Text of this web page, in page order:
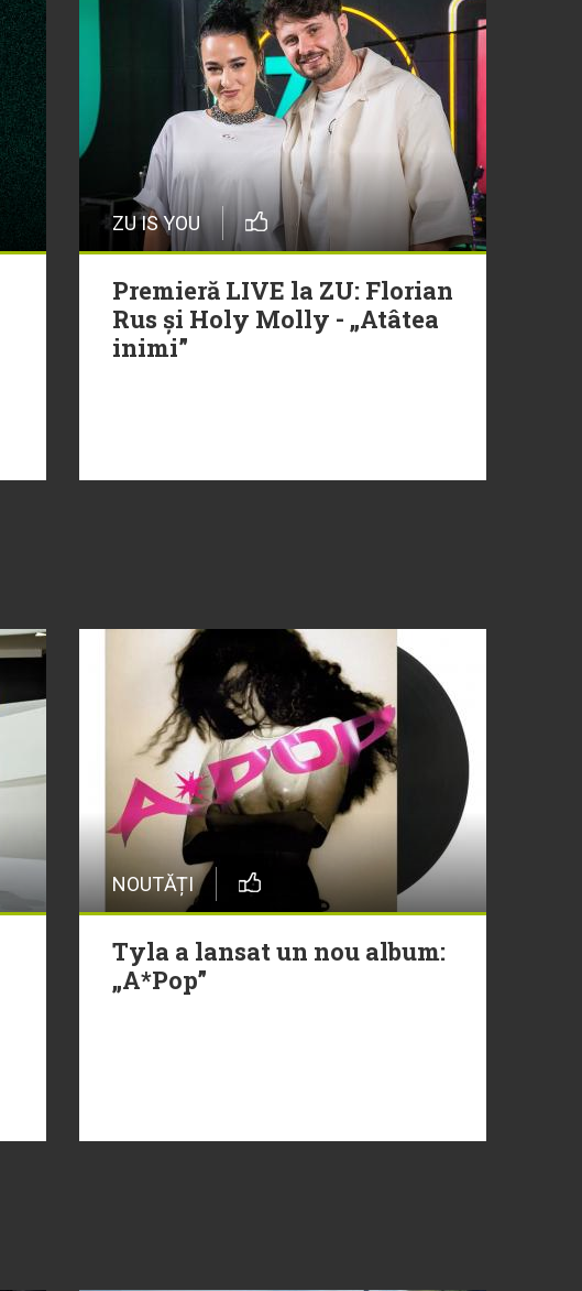
ZU IS YOU
Premieră LIVE la ZU: Florian
Rus și Holy Molly - „Atâtea
inimi”
NOUTĂȚI
Tyla a lansat un nou album:
„A*Pop”